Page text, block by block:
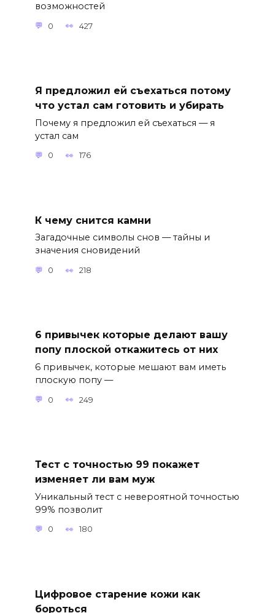
возможностей
0 427
Я предложил ей съехаться потому
что устал сам готовить и убирать
Почему я предложил ей съехаться — я
устал сам
0 176
К чему снится камни
Загадочные символы снов — тайны и
значения сновидений
0 218
6 привычек которые делают вашу
попу плоской откажитесь от них
6 привычек, которые мешают вам иметь
плоскую попу —
0 249
Тест с точностью 99 покажет
изменяет ли вам муж
Уникальный тест с невероятной точностью
99% позволит
0 180
Цифровое старение кожи как
бороться